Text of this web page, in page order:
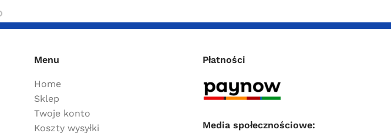
Menu
Home
Sklep
Twoje konto
Koszty wysyłki
Płatności
Media społecznościowe: